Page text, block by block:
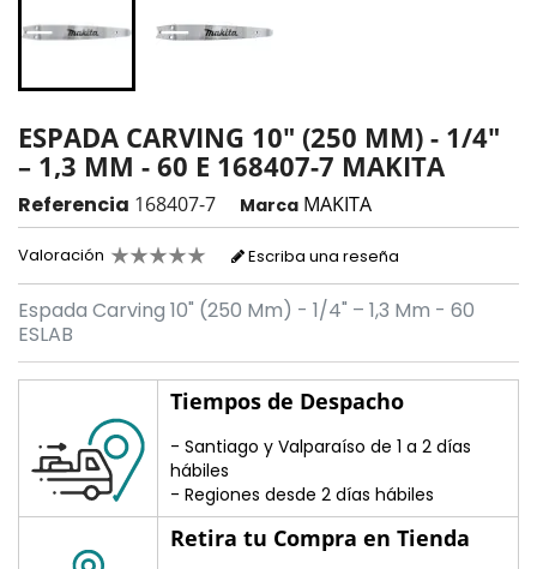
ESPADA CARVING 10" (250 MM) - 1/4"
– 1,3 MM - 60 E 168407-7 MAKITA
Referencia 168407-7 Marca MAKITA
Valoración Escriba una reseña
Espada Carving 10" (250 Mm) - 1/4" – 1,3 Mm - 60
ESLAB
Tiempos de Despacho
- Santiago y Valparaíso de 1 a 2 días
hábiles
- Regiones desde 2 días hábiles
Retira tu Compra en Tienda